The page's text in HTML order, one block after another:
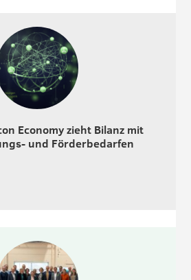
Economy zieht Bilanz mit
und Förderbedarfen